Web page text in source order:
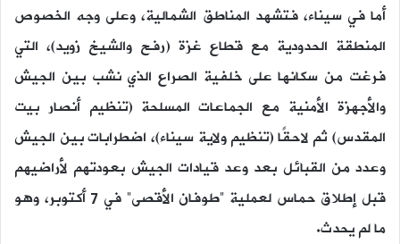
أما في سيناء، فتشهد المناطق الشمالية، وعلى وجه الخصوص
المنطقة الحدودية مع قطاع غزة (رفح والشيخ زويد)، التي
فرغت من سكانها على خلفية الصراع الذي نشب بين الجيش
والأجهزة الأمنية مع الجماعات المسلحة (تنظيم أنصار بيت
المقدس) ثم لاحقًا (تنظيم ولاية سيناء)، اضطرابات بين الجيش
وعدد من القبائل بعد وعد قيادات الجيش بعودتهم لأراضيهم
قبل إطلاق حماس لعملية “طوفان الأقصى” في 7 أكتوبر، وهو
ما لم يحدث.